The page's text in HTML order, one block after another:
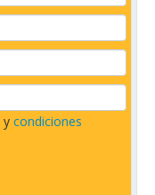
y condiciones